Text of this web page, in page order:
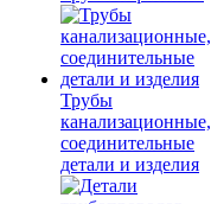
Трубы
канализационные,
соединительные
детали и изделия